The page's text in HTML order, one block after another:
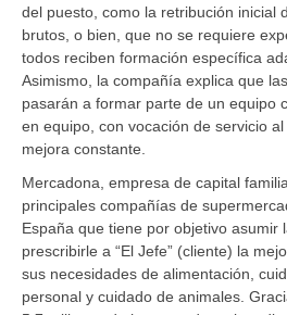
del puesto, como la retribución inicial
brutos, o bien, que no se requiere
todos reciben formación específica
Asimismo, la compañía explica que
pasarán a formar parte de un equipo
en equipo, con vocación de servicio
mejora constante.
Mercadona, empresa de capital
principales compañías de
España que tiene por objetivo asumir
prescribirle a “El Jefe” (cliente) la
sus necesidades de alimentación,
personal y cuidado de animales.